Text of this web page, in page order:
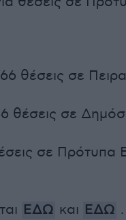
θέσεις σε
θέσεις σε
σε Πρότυπα
ΕΔΩ και ΕΔΩ .